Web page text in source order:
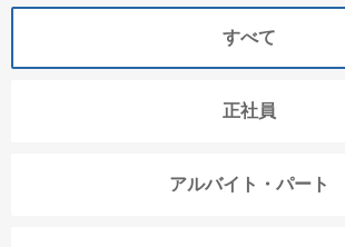
すべて
正社員
アルバイト・パート